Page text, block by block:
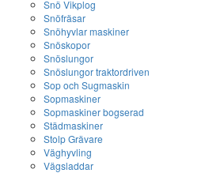
Snö Vikplog
Snöfräsar
Snöhyvlar maskiner
Snöskopor
Snöslungor
Snöslungor traktordriven
Sop och Sugmaskin
Sopmaskiner
Sopmaskiner bogserad
Städmaskiner
Stolp Grävare
Väghyvling
Vägsladdar